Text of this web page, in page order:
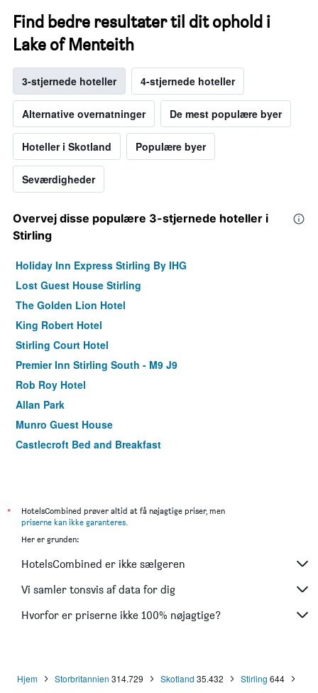
Find bedre resultater til dit ophold i
Lake of Menteith
3-stjernede hoteller 4-stjernede hoteller
Alternative overnatninger De mest populære byer
Hoteller i Skotland Populære byer
Seværdigheder
Overvej disse populære 3-stjernede hoteller i
Stirling
Holiday Inn Express Stirling By IHG
Lost Guest House Stirling
The Golden Lion Hotel
King Robert Hotel
Stirling Court Hotel
Premier Inn Stirling South - M9 J9
Rob Roy Hotel
Allan Park
Munro Guest House
Castlecroft Bed and Breakfast
*
HotelsCombined prøver altid at få nøjagtige priser, men
priserne kan ikke garanteres.
Her er grunden:
HotelsCombined er ikke sælgeren
Vi samler tonsvis af data for dig
Hvorfor er priserne ikke 100% nøjagtige?
Hjem Storbritannien 314.729 Skotland 35.432 Stirling 644